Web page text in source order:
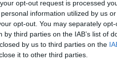
opt-out request is processed
information utilized by us
opt-out. You may separately
third parties on the IAB’s list of
by us to third parties on the
it to other third parties.
vas me
Ne la blessez
la tenant en ...